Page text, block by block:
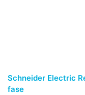
Schneider Electric
fase